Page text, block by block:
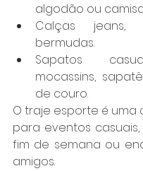
algodão ou
Calças jeans,
bermudas.
Sapatos
mocassins,
de couro.
O traje esporte é uma
para eventos
fim de semana ou
amigos.